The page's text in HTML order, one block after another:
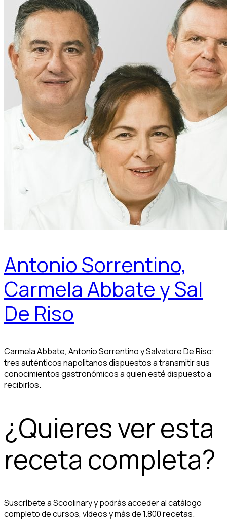
Antonio Sorrentino,
Carmela Abbate y Sal
De Riso
Carmela Abbate, Antonio Sorrentino y Salvatore De Riso:
tres auténticos napolitanos dispuestos a transmitir sus
conocimientos gastronómicos a quien esté dispuesto a
recibirlos.
¿Quieres ver esta
receta completa?
Suscríbete a Scoolinary y podrás acceder al catálogo
completo de cursos, vídeos y más de 1.800 recetas.